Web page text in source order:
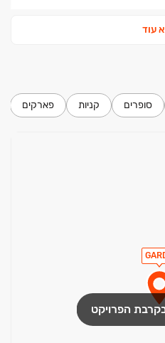
ואלומיניום
באמבטיה המרכזית ובחדרי
במקלחת – אינטרפוץ 4 דרך, כולל מזלף, צינור וראש
עוד
סופרים קניות פארקים
הפרויקט